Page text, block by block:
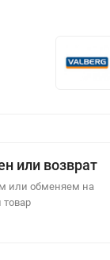
или возврат
или обменяем на
товар